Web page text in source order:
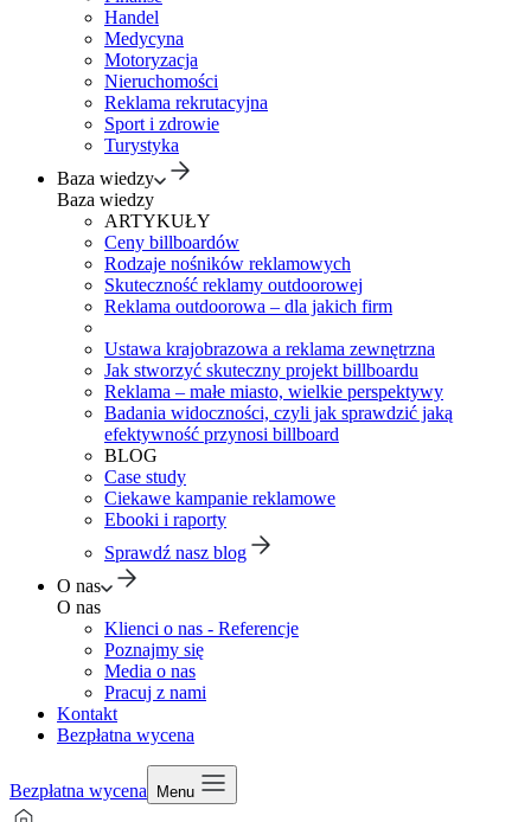
Handel
Medycyna
Motoryzacja
Nieruchomości
Reklama rekrutacyjna
Sport i zdrowie
Turystyka
Baza wiedzy
Baza wiedzy
ARTYKUŁY
Ceny billboardów
Rodzaje nośników reklamowych
Skuteczność reklamy outdoorowej
Reklama outdoorowa – dla jakich firm
Ustawa krajobrazowa a reklama zewnętrzna
Jak stworzyć skuteczny projekt billboardu
Reklama – małe miasto, wielkie perspektywy
Badania widoczności, czyli jak sprawdzić jaką
efektywność przynosi billboard
BLOG
Case study
Ciekawe kampanie reklamowe
Ebooki i raporty
Sprawdź nasz blog
O nas
O nas
Klienci o nas - Referencje
Poznajmy się
Media o nas
Pracuj z nami
Kontakt
Bezpłatna wycena
Bezpłatna wycena Menu